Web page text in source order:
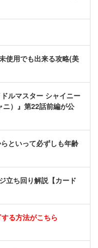
使用でも出来る攻略(美
ルマスター シャイニー
ニ）』第22話前編が公
といって必ずしも年齢
立ち回り解説【カード
る方法がこちら